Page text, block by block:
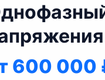
600 000